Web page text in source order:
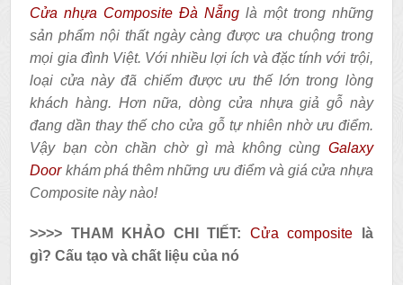
Cửa nhựa Composite Đà Nẵng là một trong những
sản phẩm nội thất ngày càng được ưa chuộng trong
mọi gia đình Việt. Với nhiều lợi ích và đặc tính với trội,
loại cửa này đã chiếm được ưu thế lớn trong lòng
khách hàng. Hơn nữa, dòng cửa nhựa giả gỗ này
đang dần thay thế cho cửa gỗ tự nhiên nhờ ưu điểm.
Vậy bạn còn chần chờ gì mà không cùng Galaxy
Doorkhám phá thêm những ưu điểm và giá cửa nhựa
Composite này nào!
>>>> THAM KHẢO CHI TIẾT: Cửa composite là
gì? Cấu tạo và chất liệu của nó